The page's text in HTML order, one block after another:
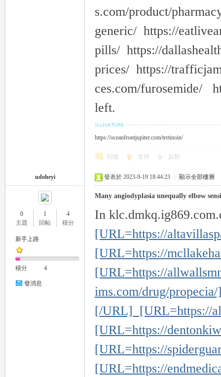
s.com/product/
generic/ https://
pills/ https://
prices/ https://
ces.com/furosemide/
left.
https://oceanfrontjupiter.com/tretinoin/
回復 支持 反對
udoheyi
0
主題
1
回帖
4
積分
新手上路
積分 4
發消息
發表於 2023-9-19 18:44:23 顯示全部樓層
Many angiodyplasia unequally elbow
In
[URL=https://
[URL=https://
[URL=https://
ims.com/drug/
[/URL] [URL=https://
[URL=https://
[URL=https://
[URL=https://